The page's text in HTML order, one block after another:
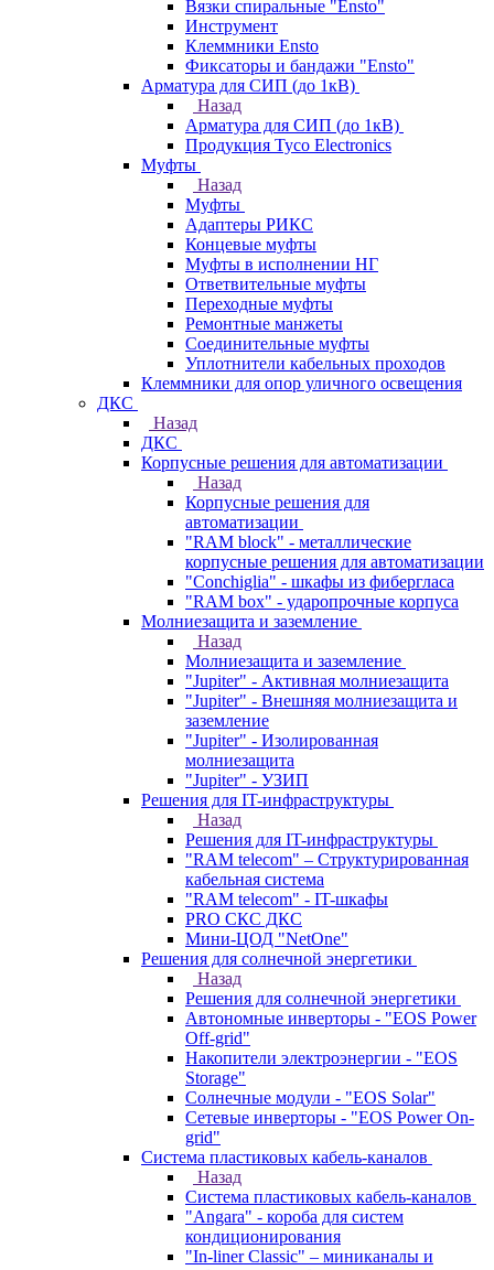
Вязки спиральные "Ensto"
Инструмент
Клеммники Ensto
Фиксаторы и бандажи "Ensto"
Арматура для СИП (до 1кВ)
Назад
Арматура для СИП (до 1кВ)
Продукция Tyco Electronics
Муфты
Назад
Муфты
Адаптеры РИКС
Концевые муфты
Муфты в исполнении НГ
Ответвительные муфты
Переходные муфты
Ремонтные манжеты
Соединительные муфты
Уплотнители кабельных проходов
Клеммники для опор уличного освещения
ДКС
Назад
ДКС
Корпусные решения для автоматизации
Назад
Корпусные решения для
автоматизации
"RAM block" - металлические
корпусные решения для автоматизации
"Conchiglia" - шкафы из фибергласа
"RAM box" - ударопрочные корпуса
Молниезащита и заземление
Назад
Молниезащита и заземление
"Jupiter" - Активная молниезащита
"Jupiter" - Внешняя молниезащита и
заземление
"Jupiter" - Изолированная
молниезащита
"Jupiter" - УЗИП
Решения для IT-инфраструктуры
Назад
Решения для IT-инфраструктуры
"RAM telecom" – Структурированная
кабельная система
"RAM telecom" - IT-шкафы
PRO СКС ДКС
Мини-ЦОД "NetOne"
Решения для солнечной энергетики
Назад
Решения для солнечной энергетики
Автономные инверторы - "EOS Power
Off-grid"
Накопители электроэнергии - "EOS
Storage"
Солнечные модули - "EOS Solar"
Сетевые инверторы - "EOS Power On-
grid"
Система пластиковых кабель-каналов
Назад
Система пластиковых кабель-каналов
"Angara" - короба для систем
кондиционирования
"In-liner Classic" – миниканалы и